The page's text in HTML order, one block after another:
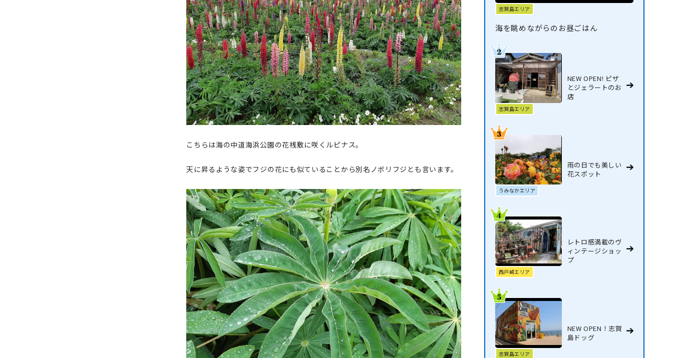
こちらは海の中道海浜公園の花桟敷に咲くルピナス。
天に昇るような姿でフジの花にも似ていることから別名ノボリフジとも言います。
志賀島エリア
海を眺めながらのお昼ごはん
志賀島エリア
NEW OPEN! ピザ
とジェラートのお
店
うみなかエリア
雨の日でも美しい
花スポット
西戸崎エリア
レトロ感満載のヴ
ィンテージショッ
プ
志賀島エリア
NEW OPEN！志賀
島ドッグ